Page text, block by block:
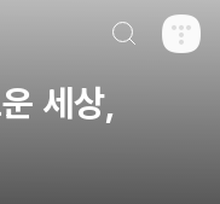
세상,